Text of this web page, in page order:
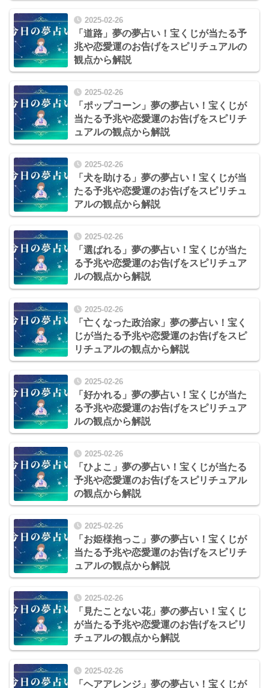
2025-02-26
「道路」夢の夢占い！宝くじが当たる予
兆や恋愛運のお告げをスピリチュアルの
観点から解説
2025-02-26
「ポップコーン」夢の夢占い！宝くじが
当たる予兆や恋愛運のお告げをスピリチ
ュアルの観点から解説
2025-02-26
「犬を助ける」夢の夢占い！宝くじが当
たる予兆や恋愛運のお告げをスピリチュ
アルの観点から解説
2025-02-26
「選ばれる」夢の夢占い！宝くじが当た
る予兆や恋愛運のお告げをスピリチュア
ルの観点から解説
2025-02-26
「亡くなった政治家」夢の夢占い！宝く
じが当たる予兆や恋愛運のお告げをスピ
リチュアルの観点から解説
2025-02-26
「好かれる」夢の夢占い！宝くじが当た
る予兆や恋愛運のお告げをスピリチュア
ルの観点から解説
2025-02-26
「ひよこ」夢の夢占い！宝くじが当たる
予兆や恋愛運のお告げをスピリチュアル
の観点から解説
2025-02-26
「お姫様抱っこ」夢の夢占い！宝くじが
当たる予兆や恋愛運のお告げをスピリチ
ュアルの観点から解説
2025-02-26
「見たことない花」夢の夢占い！宝くじ
が当たる予兆や恋愛運のお告げをスピリ
チュアルの観点から解説
2025-02-26
「ヘアアレンジ」夢の夢占い！宝くじが